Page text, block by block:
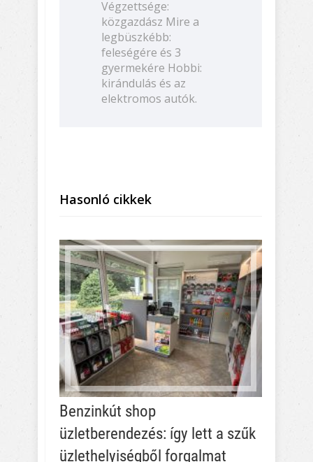
Végzettsége:
közgazdász Mire a
legbüszkébb:
feleségére és 3
gyermekére Hobbi:
kirándulás és az
elektromos autók.
Hasonló cikkek
Benzinkút shop
üzletberendezés: így lett a szűk
üzlethelyiségből forgalmat